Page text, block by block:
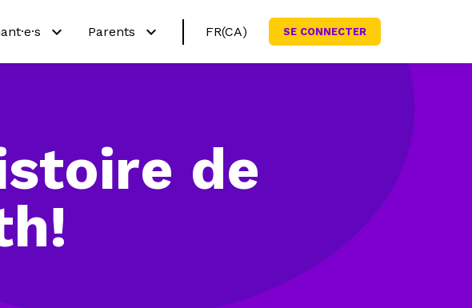
scolaires
pédagogiques
Parents
Programmes scolaires
Abonner ma famille
FR(CA) SE CONNECTER
de